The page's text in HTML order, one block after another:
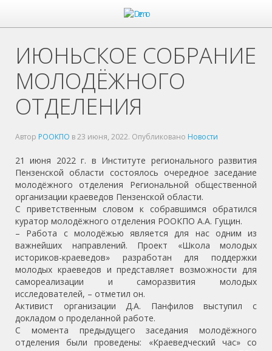
ИЮНЬСКОЕ СОБРАНИЕ
МОЛОДЁЖНОГО
ОТДЕЛЕНИЯ
Автор РООКПО в23 июня, 2022. Опубликовано Новости
21 июня 2022 г. в Институте регионального развития
Пензенской области состоялось очередное заседание
молодёжного отделения Региональной общественной
организации краеведов Пензенской области.
С приветственным словом к собравшимся обратился
куратор молодёжного отделения РООКПО А.А. Гущин.
– Работа с молодёжью является для нас одним из
важнейших направлений. Проект «Школа молодых
историков-краеведов» разработан для поддержки
молодых краеведов и представляет возможности для
самореализации и саморазвития молодых
исследователей, – отметил он.
Активист организации Д.А. Панфилов выступил с
докладом о проделанной работе.
С момента предыдущего заседания молодёжного
отделения были проведены: «Краеведческий час» со